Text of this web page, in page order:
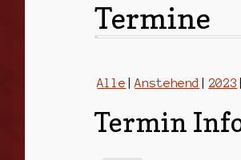
Termine
Alle Anstehend 2023
Termin